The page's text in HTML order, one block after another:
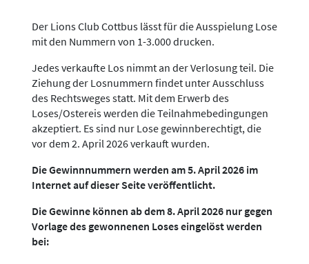
Der Lions Club Cottbus lässt für die Ausspielung Lose
mit den Nummern von 1-3.000 drucken.
Jedes verkaufte Los nimmt an der Verlosung teil. Die
Ziehung der Losnummern findet unter Ausschluss
des Rechtsweges statt. Mit dem Erwerb des
Loses/Ostereis werden die Teilnahmebedingungen
akzeptiert. Es sind nur Lose gewinnberechtigt, die
vor dem 2. April 2026 verkauft wurden.
Die Gewinnnummern werden am 5. April 2026 im
Internet auf dieser Seite veröffentlicht.
Die Gewinne können ab dem 8. April 2026 nur gegen
Vorlage des gewonnenen Loses eingelöst werden
bei: